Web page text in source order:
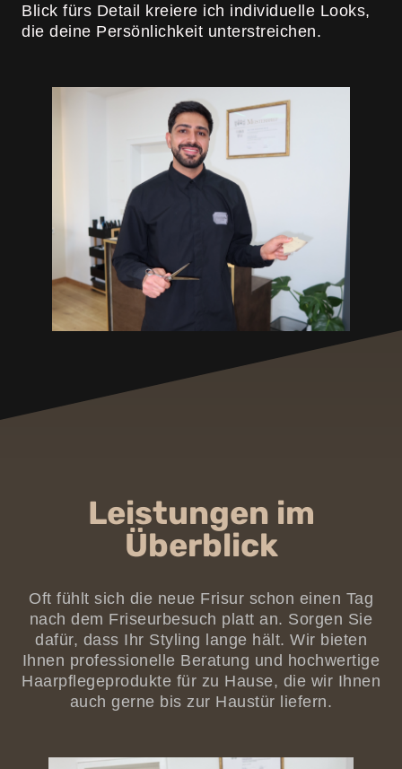
Blick fürs Detail kreiere ich individuelle Looks,
die deine Persönlichkeit unterstreichen.
Leistungen im
Überblick
Oft fühlt sich die neue Frisur schon einen Tag
nach dem Friseurbesuch platt an. Sorgen Sie
dafür, dass Ihr Styling lange hält. Wir bieten
Ihnen professionelle Beratung und hochwertige
Haarpflegeprodukte für zu Hause, die wir Ihnen
auch gerne bis zur Haustür liefern.